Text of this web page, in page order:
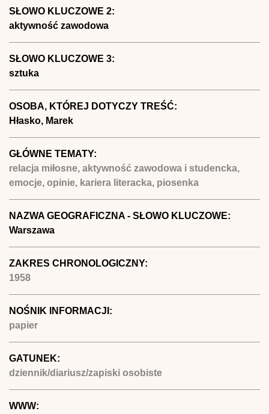
SŁOWO KLUCZOWE 2:
aktywność zawodowa
SŁOWO KLUCZOWE 3:
sztuka
OSOBA, KTÓREJ DOTYCZY TREŚĆ:
Hłasko, Marek
GŁÓWNE TEMATY:
relacja miłosne, aktywność zawodowa i studencka,
emocje, opinie, kariera literacka, piosenka
NAZWA GEOGRAFICZNA - SŁOWO KLUCZOWE:
Warszawa
ZAKRES CHRONOLOGICZNY:
1958
NOŚNIK INFORMACJI:
papier
GATUNEK:
dziennik/diariusz/zapiski osobiste
WWW: